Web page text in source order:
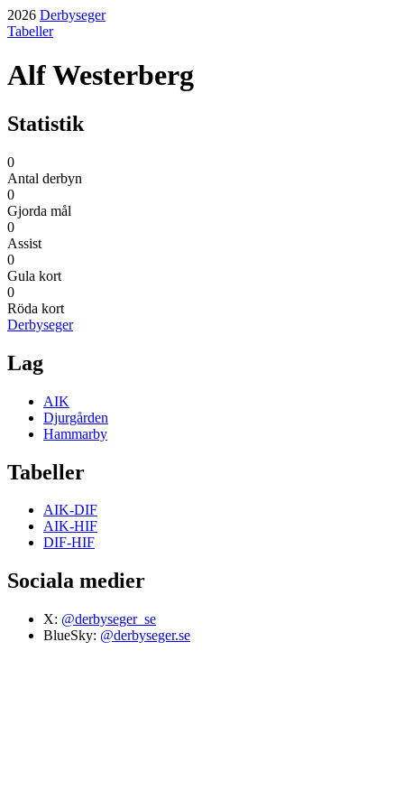
2026 Derbyseger
Tabeller
Alf Westerberg
Statistik
0
Antal derbyn
0
Gjorda mål
0
Assist
0
Gula kort
0
Röda kort
Derbyseger
Lag
AIK
Djurgården
Hammarby
Tabeller
AIK-DIF
AIK-HIF
DIF-HIF
Sociala medier
X: @derbyseger_se
BlueSky: @derbyseger.se